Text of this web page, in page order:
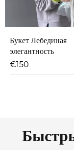
Букет Лебединая
элегантность
€150